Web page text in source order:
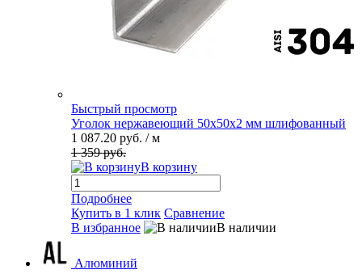
Быстрый просмотр
Уголок нержавеющий 50х50х2 мм шлифованный
1 087.20 руб. / м
1 359 руб.
В корзину
Подробнее
Купить в 1 клик Сравнение
В избранное
В наличии
Алюминий